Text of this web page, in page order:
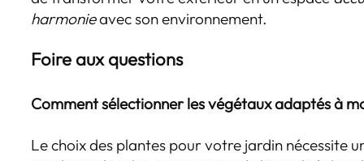
harmonieavec son environnement.
Foire aux questions
Comment sélectionner les végétaux adaptés à
Le choix des plantes pour votre jardin nécessite